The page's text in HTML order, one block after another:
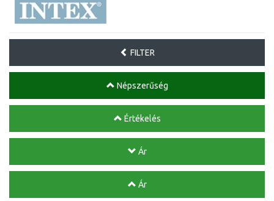
FILTER
Népszerűség
Értékelés
Ár
Ár